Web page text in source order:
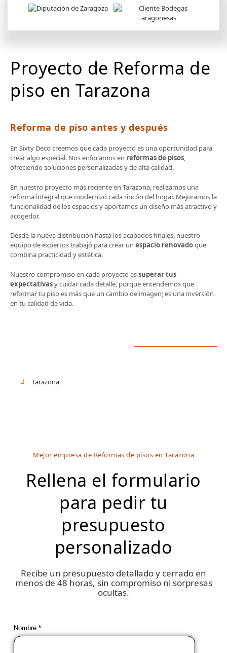
Proyecto de Reforma de
piso en Tarazona
Reforma de piso antes y después
En Sixty Deco creemos que cada proyecto es una oportunidad para
crear algo especial. Nos enfocamos en reformas de pisos,
ofreciendo soluciones personalizadas y de alta calidad.
En nuestro proyecto más reciente en Tarazona, realizamos una
reforma integral que modernizó cada rincón del hogar. Mejoramos la
funcionalidad de los espacios y aportamos un diseño más atractivo y
acogedor.
Desde la nueva distribución hasta los acabados finales, nuestro
equipo de expertos trabajó para crear un espacio renovadoque
combina practicidad y estética.
Nuestro compromiso en cada proyecto essuperar tus
expectativasy cuidar cada detalle, porque entendemos que
reformar tu piso es más que un cambio de imagen; es una inversión
en tu calidad de vida.
Tarazona
Mejor empresa de Reformas de pisos en Tarazona
Rellena el formulario
para pedir tu
presupuesto
personalizado
Recibe un presupuesto detallado y cerrado en
menos de 48 horas, sin compromiso ni sorpresas
ocultas.
Nombre *